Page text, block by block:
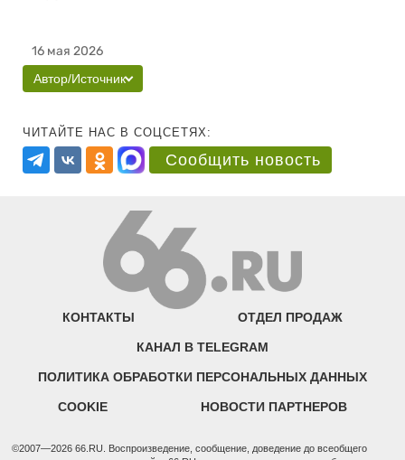
16 мая 2026
Автор/Источник
ЧИТАЙТЕ НАС В СОЦСЕТЯХ:
Сообщить новость
КОНТАКТЫ ОТДЕЛ ПРОДАЖ
КАНАЛ В TELEGRAM
ПОЛИТИКА ОБРАБОТКИ ПЕРСОНАЛЬНЫХ ДАННЫХ
COOKIE НОВОСТИ ПАРТНЕРОВ
©2007—2026 66.RU. Воспроизведение, сообщение, доведение до всеобщего